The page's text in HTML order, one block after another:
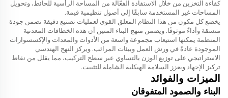
كفاءة التخزين من خلال الاستفادة الفعّالة من المساحة الرأسية للحائط، وتحويل
المساحات غير المستخدمة سابقًا إلى أصول تنظيمية قيمة.
يخضع كل مكون من هذا النظام المعلق القوي لعمليات تصنيع دقيقة تضمن جودة
متسقة وأداءً موثوقًا. ويضمن منهج البناء المتين أن هذه الخطافات المعدنية
المنظمة يمكنها استيعاب مجموعة واسعة من الأدوات والمعدات والإكسسوارات
الموجودة عادةً في ورش العمل وبيئات المرائب. ويركز النهج الهندسي
الاستراتيجي على توزيع الوزن بالتساوي عبر سطح التركيب، مما يقلل من نقاط
تركيز الإجهاد ويعزز السلامة الهيكلية الشاملة للتثبيت.
الميزات والفوائد
البناء والصمود المتفوقان